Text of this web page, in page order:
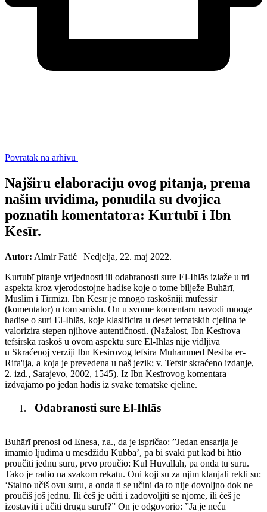
Povratak na arhivu
Najširu elaboraciju ovog pitanja, prema
našim uvidima, ponudila su dvojica
poznatih komentatora: Kurtubī i Ibn
Kesīr.
Autor: Almir Fatić | Nedjelja, 22. maj 2022.
Kurtubī pitanje vrijednosti ili odabranosti sure El-Ihlās izlaže u tri
aspekta kroz vjerodostojne hadise koje o tome bilježe Buhārī,
Muslim i Tirmizī. Ibn Kesīr je mnogo raskošniji mufessir
(komentator) u tom smislu. On u svome komentaru navodi mnoge
hadise o suri El-Ihlās, koje klasificira u deset tematskih cjelina te
valorizira stepen njihove autentičnosti. (Nažalost, Ibn Kesīrova
tefsirska raskoš u ovom aspektu sure El-Ihlās nije vidljiva
u Skraćenoj verziji Ibn Kesirovog tefsira Muhammed Nesiba er-
Rifa'ija, a koja je prevedena u naš jezik; v. Tefsir skraćeno izdanje,
2. izd., Sarajevo, 2002, 1545). Iz Ibn Kesīrovog komentara
izdvajamo po jedan hadis iz svake tematske cjeline.
Odabranosti sure El-Ihlās
Buhārī prenosi od Enesa, r.a., da je ispričao: ”Jedan ensarija je
imamio ljudima u mesdžidu Kubba’, pa bi svaki put kad bi htio
proučiti jednu suru, prvo proučio: Kul Huvallāh, pa onda tu suru.
Tako je radio na svakom rekatu. Oni koji su za njim klanjali rekli su:
‘Stalno učiš ovu suru, a onda ti se učini da to nije dovoljno dok ne
proučiš još jednu. Ili ćeš je učiti i zadovoljiti se njome, ili ćeš je
izostaviti i učiti drugu suru!?” On je odgovorio: ”Ja je neću